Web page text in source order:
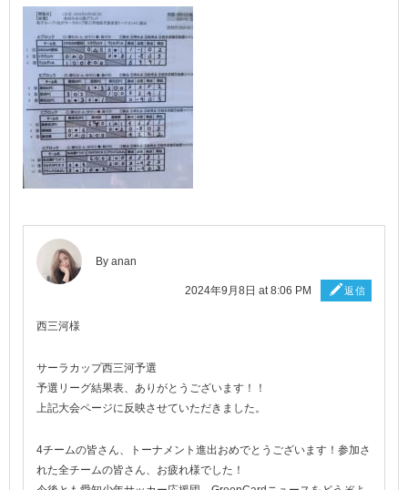
By anan
2024年9月8日 at 8:06 PM 返信
西三河様
サーラカップ西三河予選
予選リーグ結果表、ありがとうございます！！
上記大会ページに反映させていただきました。
4チームの皆さん、トーナメント進出おめでとうございます！参加さ
れた全チームの皆さん、お疲れ様でした！